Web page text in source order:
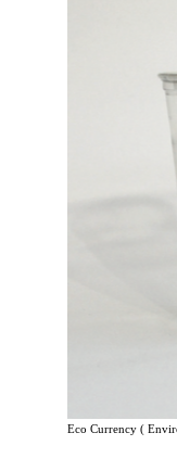
Eco Currency (